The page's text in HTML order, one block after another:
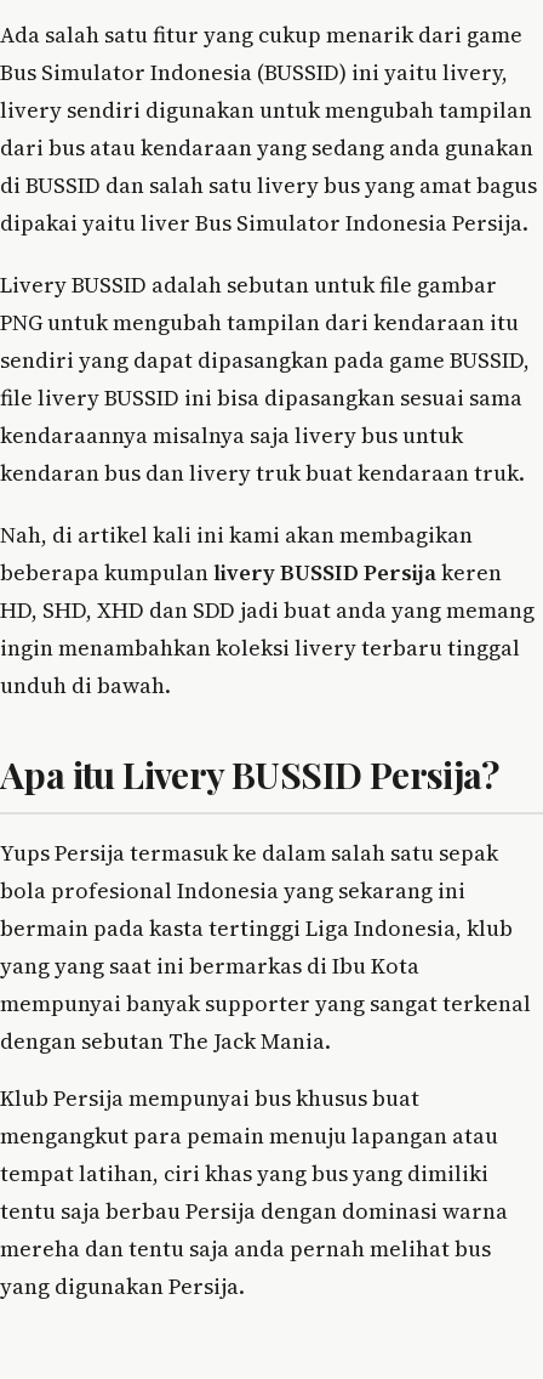
Ada salah satu fitur yang cukup menarik dari game
Bus Simulator Indonesia (BUSSID) ini yaitu livery,
livery sendiri digunakan untuk mengubah tampilan
dari bus atau kendaraan yang sedang anda gunakan
di BUSSID dan salah satu livery bus yang amat bagus
dipakai yaitu liver Bus Simulator Indonesia Persija.
Livery BUSSID adalah sebutan untuk file gambar
PNG untuk mengubah tampilan dari kendaraan itu
sendiri yang dapat dipasangkan pada game BUSSID,
file livery BUSSID ini bisa dipasangkan sesuai sama
kendaraannya misalnya saja livery bus untuk
kendaran bus dan livery truk buat kendaraan truk.
Nah, di artikel kali ini kami akan membagikan
beberapa kumpulanlivery BUSSID Persijakeren
HD, SHD, XHD dan SDD jadi buat anda yang memang
ingin menambahkan koleksi livery terbaru tinggal
unduh di bawah.
Apa itu Livery BUSSID Persija?
Yups Persija termasuk ke dalam salah satu sepak
bola profesional Indonesia yang sekarang ini
bermain pada kasta tertinggi Liga Indonesia, klub
yang yang saat ini bermarkas di Ibu Kota
mempunyai banyak supporter yang sangat terkenal
dengan sebutan The Jack Mania.
Klub Persija mempunyai bus khusus buat
mengangkut para pemain menuju lapangan atau
tempat latihan, ciri khas yang bus yang dimiliki
tentu saja berbau Persija dengan dominasi warna
mereha dan tentu saja anda pernah melihat bus
yang digunakan Persija.